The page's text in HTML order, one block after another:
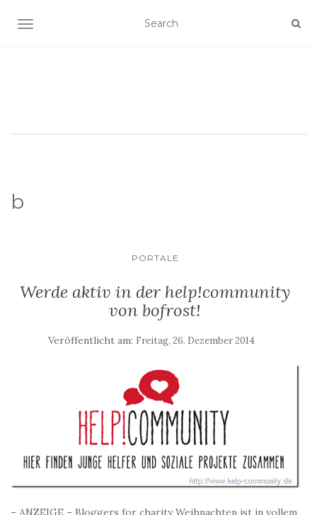
SCHALTE NAVIGATION
b
PORTALE
Werde aktiv in der help!community
von bofrost!
Veröffentlicht am: Freitag, 26. Dezember 2014
– ANZEIGE – Bloggers for charity Weihnachten ist in vollem